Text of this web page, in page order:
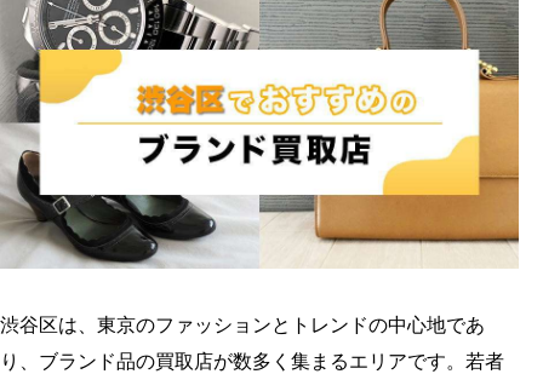
渋谷区は、東京のファッションとトレンドの中心地であ
り、ブランド品の買取店が数多く集まるエリアです。若者